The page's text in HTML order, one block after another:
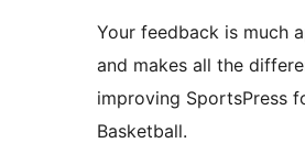
Your feedback is much
and makes all the
improving SportsPress
Basketball.